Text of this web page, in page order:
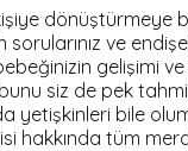
dönüştürmeye
ve
gelişimi
siz de pek
yetişkinleri bile
hakkında tüm